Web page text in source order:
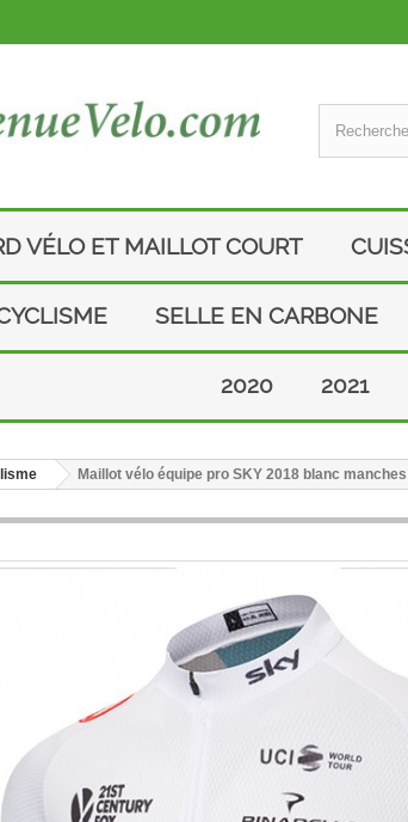
VÉLO ET MAILLOT COURT
SELLE EN CARBONE
2020 2021
Maillot vélo équipe pro SKY 2018 blanc